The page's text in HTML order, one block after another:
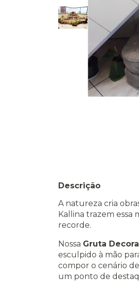
Descrição
A natureza cria
Kallina trazem essa
recorde.
Nossa Gruta
esculpido à mão
compor o cenário
um ponto de